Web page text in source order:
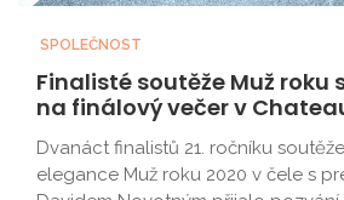
SPOLEČNOST
Finalisté soutěže Muž roku
na finálový večer v
Dvanáct finalistů 21. ročníku
elegance Muž roku 2020 v čele s